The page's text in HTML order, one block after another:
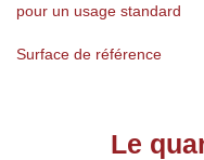
pour un usage standard
Surface de référence
Le